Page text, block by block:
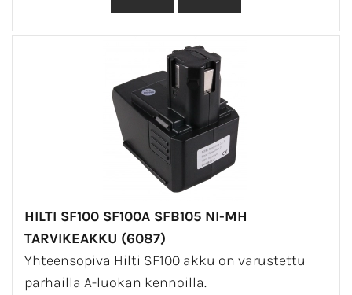
HILTI SF100 SF100A SFB105 NI-MH
TARVIKEAKKU (6087)
Yhteensopiva Hilti SF100 akku on varustettu
parhailla A-luokan kennoilla.